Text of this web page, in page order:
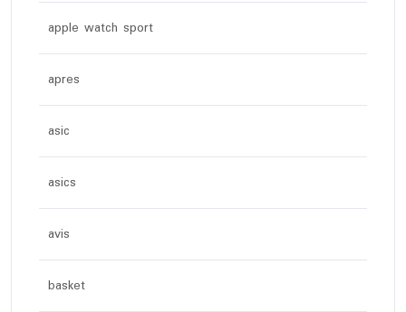
apple watch sport
apres
asic
asics
avis
basket